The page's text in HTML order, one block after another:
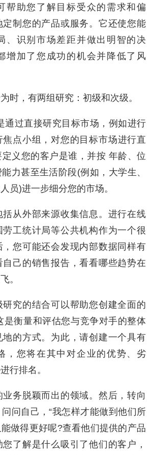
帮助您了解目标受众的需求和偏
制您的产品或服务。它还使您能
、识别市场差距并做出明智的决
增加了您成功的机会并降低了风
时，有两组研究：初级和次级。
通过直接研究目标市场，例如进行
点小组，对您的 目标市场进行直
义您的客户是谁，并按 年龄、位
力甚至生活阶段(例如，大学生、
员)进一步细分您的市场。
括从外部来源收集信息。进行在线
劳工统计局等公共机构作为一个很
您可能还会发现内部数据同样有
自己的销售报告，看看哪些趋势在
。
究的结合可以帮助您创建全面的
是衡量和评估您与竞争对手的整体
地的方式。为此，请创建一个具有
，您将在其中对企业的优势、劣
行排名。
业务脱颖而出的领域。然后，转向
问自己，“我怎样才能做到他们所
做得更好呢?查看他们提供的产品
了解是什么吸引了他们的客户，